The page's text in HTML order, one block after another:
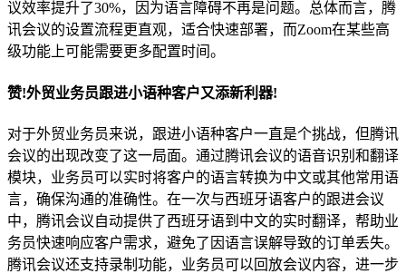
议效率提升了30%，因为语言障碍不再是问题。总体而言，腾
讯会议的设置流程更直观，适合快速部署，而Zoom在某些高
级功能上可能需要更多配置时间。
赞!外贸业务员跟进小语种客户又添新利器!
对于外贸业务员来说，跟进小语种客户一直是个挑战，但腾讯
会议的出现改变了这一局面。通过腾讯会议的语音识别和翻译
模块，业务员可以实时将客户的语言转换为中文或其他常用语
言，确保沟通的准确性。在一次与西班牙语客户的跟进会议
中，腾讯会议自动提供了西班牙语到中文的实时翻译，帮助业
务员快速响应客户需求，避免了因语言误解导致的订单丢失。
腾讯会议还支持录制功能，业务员可以回放会议内容，进一步